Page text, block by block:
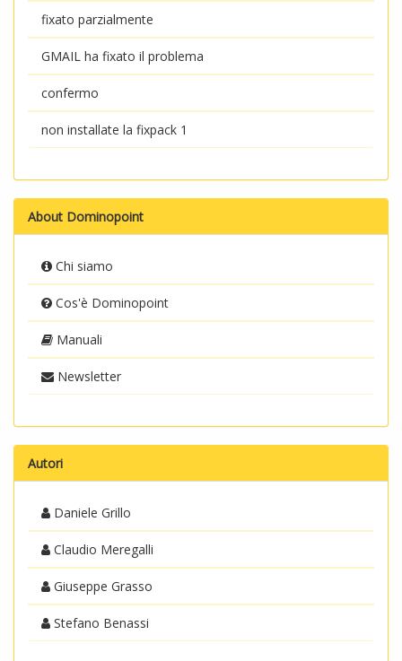
fixato parzialmente
GMAIL ha fixato il problema
confermo
non installate la fixpack 1
About Dominopoint
Chi siamo
Cos'è Dominopoint
Manuali
Newsletter
Autori
Daniele Grillo
Claudio Meregalli
Giuseppe Grasso
Stefano Benassi